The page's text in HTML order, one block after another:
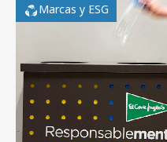
Marcas y ESG